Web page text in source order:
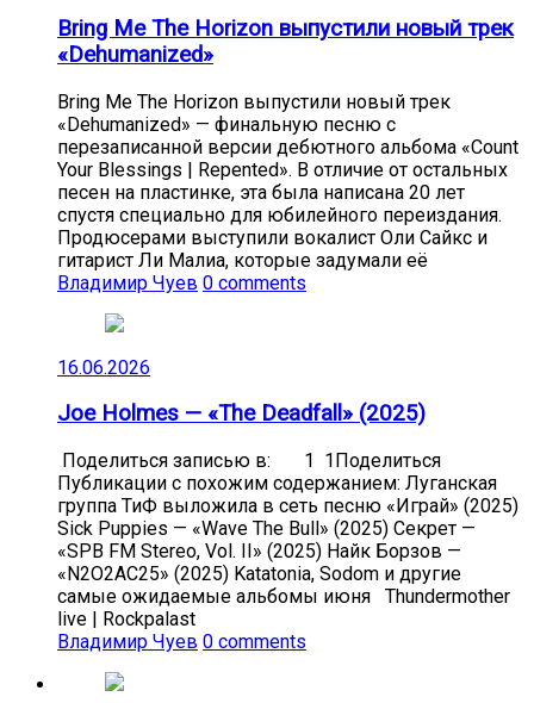
Bring Me The Horizon выпустили новый трек
«Dehumanized»
Bring Me The Horizon выпустили новый трек
«Dehumanized» — финальную песню с
перезаписанной версии дебютного альбома «Count
Your Blessings | Repented». В отличие от остальных
песен на пластинке, эта была написана 20 лет
спустя специально для юбилейного переиздания.
Продюсерами выступили вокалист Оли Сайкс и
гитарист Ли Малиа, которые задумали её
Владимир Чуев 0 comments
16.06.2026
Joe Holmes — «The Deadfall» (2025)
Поделиться записью в: 1 1Поделиться
Публикации с похожим содержанием: Луганская
группа ТиФ выложила в сеть песню «Играй» (2025)
Sick Puppies — «Wave The Bull» (2025) Секрет —
«SPB FM Stereo, Vol. II» (2025) Найк Борзов —
«N2O2AC25» (2025) Katatonia, Sodom и другие
самые ожидаемые альбомы июня Thundermother
live | Rockpalast
Владимир Чуев 0 comments